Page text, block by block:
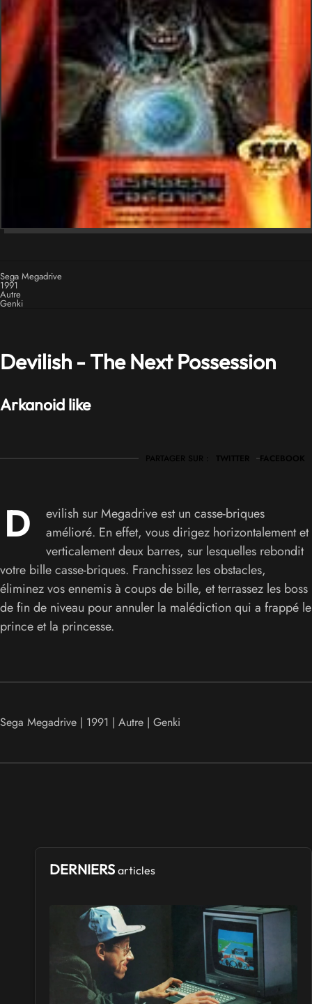
Sega Megadrive
1991
Autre
Genki
Devilish - The Next Possession
Arkanoid like
PARTAGER SUR : TWITTER FACEBOOK
D
evilish sur Megadrive est un casse-briques
amélioré. En effet, vous dirigez horizontalement et
verticalement deux barres, sur lesquelles rebondit
votre bille casse-briques. Franchissez les obstacles,
éliminez vos ennemis à coups de bille, et terrassez les boss
de fin de niveau pour annuler la malédiction qui a frappé le
prince et la princesse.
Sega Megadrive | 1991 | Autre | Genki
DERNIERS articles